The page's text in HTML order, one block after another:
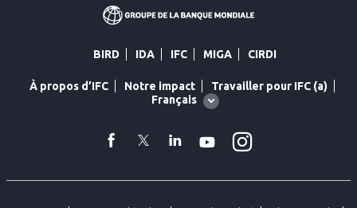
BIRD IDA IFC MIGA CIRDI
À propos d’IFC Notre impact
Travailler pour IFC (a)
Global
Français
facebook
TwitterLinkedinYouTube